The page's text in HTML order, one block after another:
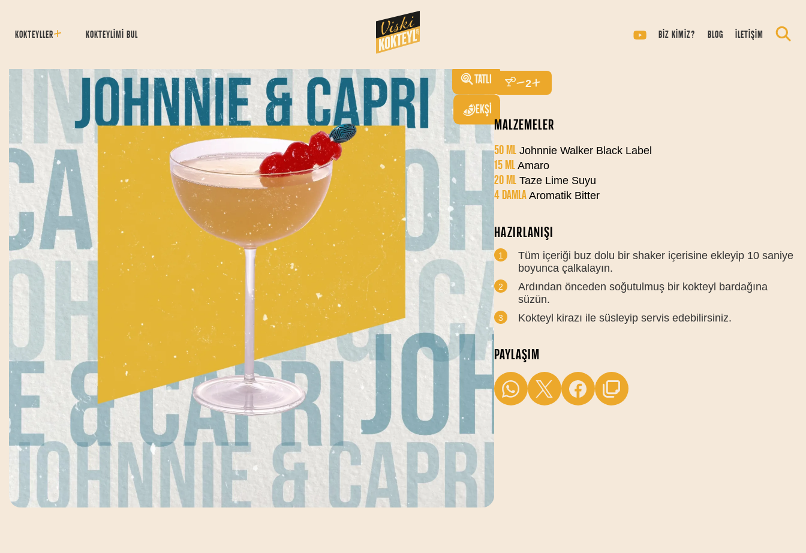
KOKTEYLLER KOKTEYLİMİ BUL BİZ KİMİZ? BLOG İLETİŞİM
TATLI
EKŞI
JOHNNIE & CAPRI
2
MALZEMELER
50 MLJohnnie Walker Black Label
15 MLAmaro
20 MLTaze Lime Suyu
4 DAMLAAromatik Bitter
HAZIRLANIŞI
Tüm içeriği buz dolu bir shaker içerisine ekleyip 10 saniye
boyunca çalkalayın.
Ardından önceden soğutulmuş bir kokteyl bardağına
süzün.
Kokteyl kirazı ile süsleyip servis edebilirsiniz.
PAYLAŞIM